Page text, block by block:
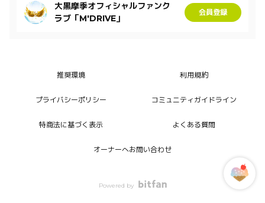
大黒摩季オフィシャルファンク
ラブ「M'DRIVE」
会員登録
推奨環境 利用規約
プライバシーポリシー コミュニティガイドライン
特商法に基づく表示 よくある質問
オーナーへお問い合わせ
Powered by